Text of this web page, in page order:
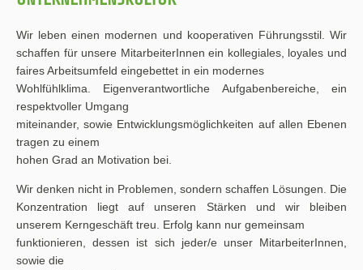
Wir leben einen modernen und kooperativen Führungsstil. Wir
schaffen für unsere MitarbeiterInnen ein kollegiales, loyales und
faires Arbeitsumfeld eingebettet in ein modernes
Wohlfühlklima. Eigenverantwortliche Aufgabenbereiche, ein
respektvoller Umgang
miteinander, sowie Entwicklungsmöglichkeiten auf allen Ebenen
tragen zu einem
hohen Grad an Motivation bei.
Wir denken nicht in Problemen, sondern schaffen Lösungen. Die
Konzentration liegt auf unseren Stärken und wir bleiben
unserem Kerngeschäft treu. Erfolg kann nur gemeinsam
funktionieren, dessen ist sich jeder/e unser MitarbeiterInnen,
sowie die